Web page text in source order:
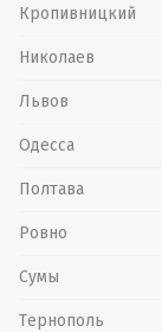
Кропивницкий
Николаев
Львов
Одесса
Полтава
Ровно
Сумы
Тернополь